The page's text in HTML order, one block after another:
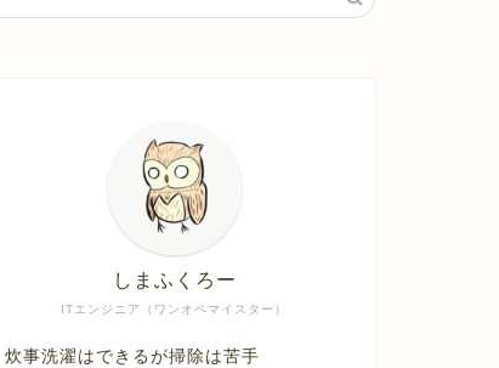
ITエンジニア（ワンオペマイスター）
しまふくろー
炊事洗濯はできるが掃除は苦手